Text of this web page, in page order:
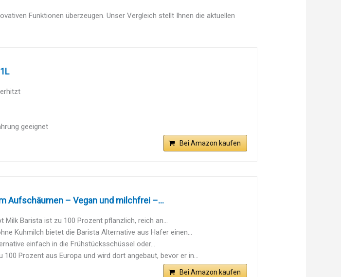
Funktionen überzeugen. Unser Vergleich stellt Ihnen die aktuellen
geeignet
Bei Amazon kaufen
Aufschäumen – Vegan und milchfrei –...
Barista ist zu 100 Prozent pflanzlich, reich an...
Kuhmilch bietet die Barista Alternative aus Hafer einen...
einfach in die Frühstücksschüssel oder...
Prozent aus Europa und wird dort angebaut, bevor er in...
Bei Amazon kaufen